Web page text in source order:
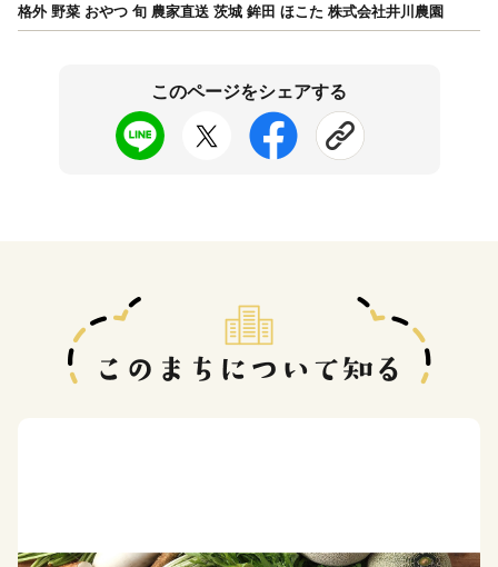
格外 野菜 おやつ 旬 農家直送 茨城 鉾田 ほこた 株式会社井川農園
このページをシェアする